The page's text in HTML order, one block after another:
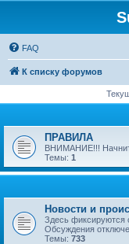
FAQ
К списку форумов
ПРАВИЛА
ВНИМАНИЕ!!!
Темы: 1
Новости и
Здесь фиксируются
Обсуждения
Темы: 733